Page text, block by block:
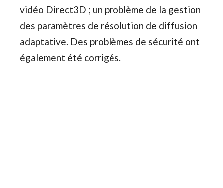
vidéo Direct3D ; un problème de la gestion
des paramètres de résolution de diffusion
adaptative. Des problèmes de sécurité ont
également été corrigés.